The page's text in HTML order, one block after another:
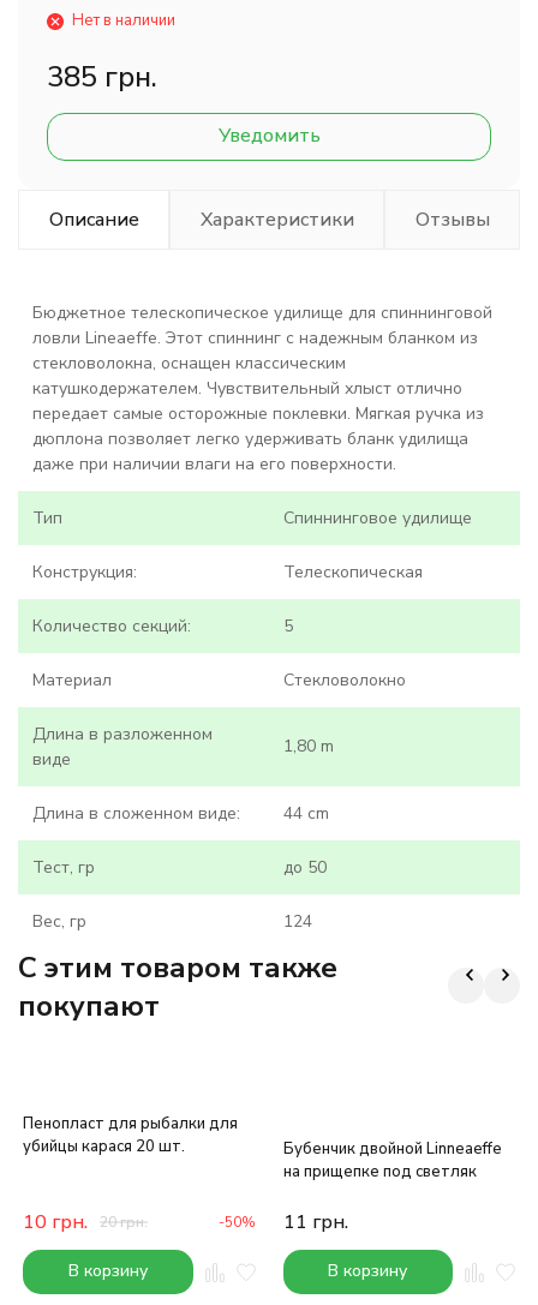
Нет в наличии
385 грн.
Уведомить
Описание Характеристики Отзывы
Бюджетное телескопическое удилище для спиннинговой
ловли Lineaeffe. Этот спиннинг с надежным бланком из
стекловолокна, оснащен классическим
катушкодержателем. Чувствительный хлыст отлично
передает самые осторожные поклевки. Мягкая ручка из
дюплона позволяет легко удерживать бланк удилища
даже при наличии влаги на его поверхности.
Тип Спиннинговое удилище
Конструкция: Телескопическая
Количество секций: 5
Материал Стекловолокно
Длина в разложенном
виде
1,80 m
Длина в сложенном виде: 44 сm
Тест, гр до 50
Вес, гр 124
C этим товаром также
покупают
Пенопласт для рыбалки для
убийцы карася 20 шт.
10 грн. 20грн. -50%
В корзину
Бубенчик двойной Linneaeffe
на прищепке под светляк
11 грн.
В корзину